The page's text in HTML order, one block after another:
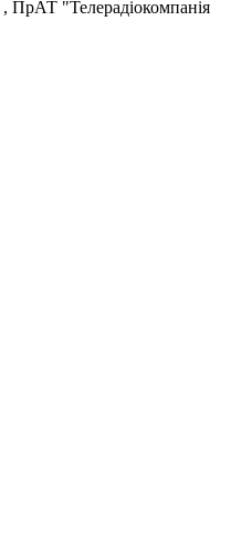
, ПрАТ "Телерадіокомпанія